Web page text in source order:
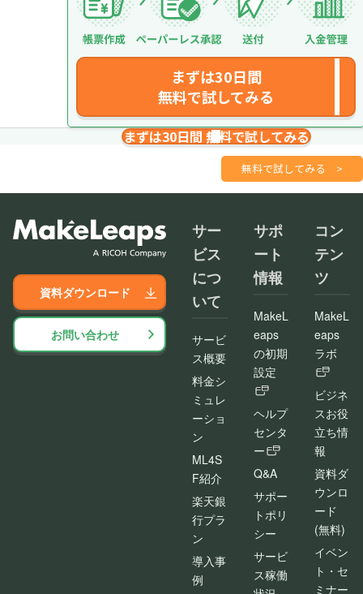
まずは30日間
無料で試してみる
まずは30日間 無料で試してみる
無料で試してみる >
資料ダウンロード
お問い合わせ
サー
ビス
につ
いて
サービ
ス概要
料金シ
ミュレ
ーショ
ン
ML4S
F紹介
楽天銀
行プラ
ン
導入事
例
サポ
ート
情報
MakeL
eaps
の初期
設定
ヘルプ
センタ
ー
Q&A
サポー
トポリ
シー
サービ
ス稼働
コン
テン
ツ
MakeL
eaps
ラボ
ビジネ
スお役
立ち情
報
資料ダ
ウンロ
ード
(無料)
イベン
ト・セ
ミナー